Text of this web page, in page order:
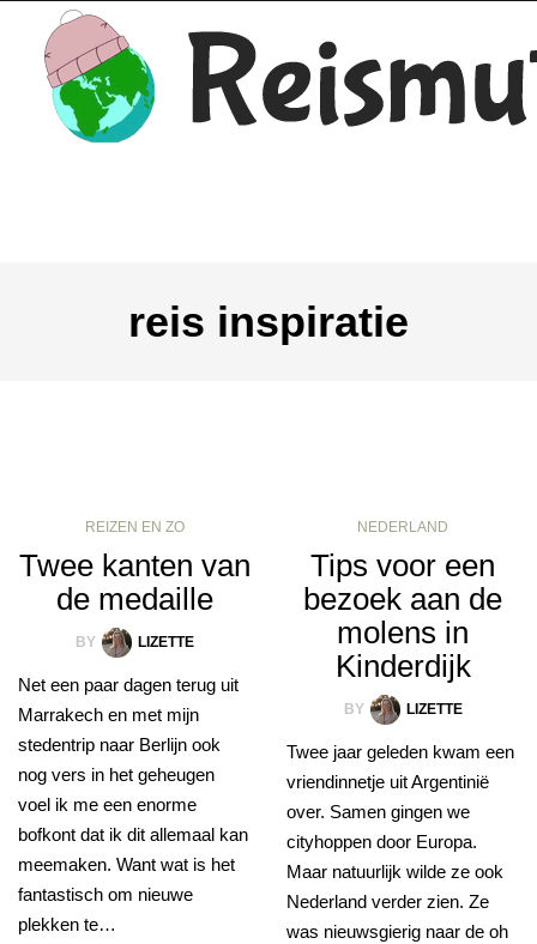
reis inspiratie
REIZEN EN ZO
Twee kanten van
de medaille
BY LIZETTE
Net een paar dagen terug uit
Marrakech en met mijn
stedentrip naar Berlijn ook
nog vers in het geheugen
voel ik me een enorme
bofkont dat ik dit allemaal kan
meemaken. Want wat is het
fantastisch om nieuwe
plekken te…
NEDERLAND
Tips voor een
bezoek aan de
molens in
Kinderdijk
BY LIZETTE
Twee jaar geleden kwam een
vriendinnetje uit Argentinië
over. Samen gingen we
cityhoppen door Europa.
Maar natuurlijk wilde ze ook
Nederland verder zien. Ze
was nieuwsgierig naar de oh